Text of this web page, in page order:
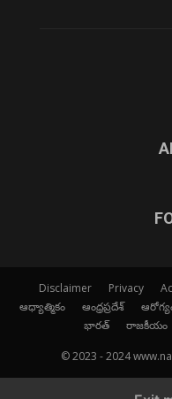
Disclaimer Privacy
ఆధ్యాత్మికం
ఆంధ్రప్రదేశ్
భారత్
రాజకీయం
© 2023 - 2024